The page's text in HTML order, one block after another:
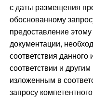
с даты размещения
обоснованному
предоставление
документации,
соответствия
соответствии и
изложенным в
запросу